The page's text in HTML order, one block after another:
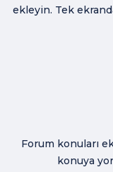
ekleyin. Tek
Forum konuları
konuya